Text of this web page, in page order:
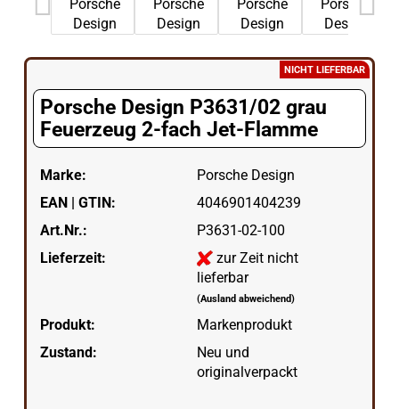
NICHT LIEFERBAR
Porsche Design P3631/02 grau
Feuerzeug 2-fach Jet-Flamme
Marke:
Porsche Design
EAN | GTIN:
4046901404239
Art.Nr.:
P3631-02-100
Lieferzeit:
zur Zeit nicht
lieferbar
(Ausland abweichend)
Produkt:
Markenprodukt
Zustand:
Neu und
originalverpackt